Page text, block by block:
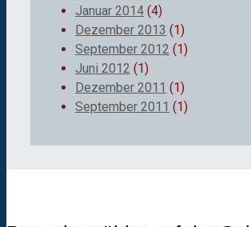
Januar 2014 (4)
Dezember 2013 (1)
September 2012 (1)
Juni 2012 (1)
Dezember 2011 (1)
September 2011 (1)